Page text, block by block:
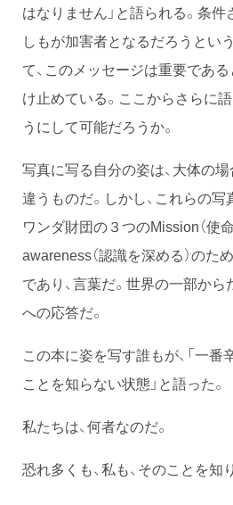
はなりません」と語られる。条
しもが加害者となるだろうとい
て、このメッセージは重要であ
け止めている。ここからさらに
うにして可能だろうか。
写真に写る自分の姿は、大体の
違うものだ。しかし、これらの
ワンダ財団の３つのMission（使
awareness（認識を深める）のた
であり、言葉だ。世界の一部か
への応答だ。
この本に姿を写す誰もが、「一番
ことを知らない状態」と語った。
私たちは、何者なのだ。
恐れ多くも、私も、そのことを知